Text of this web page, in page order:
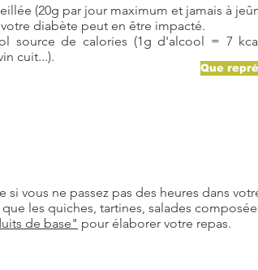
(20g par jour maximum et jamais à
diabète peut en être impacté.
source de calories (1g d'alcool = 7
cuit...).
vous ne passez pas des heures dans
les quiches, tartines, salades
de base" pour élaborer votre repas.
Que